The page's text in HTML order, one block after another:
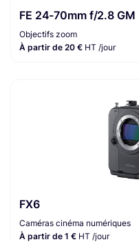
FE 24-70mm f/2.8 GM
Objectifs zoom
À partir de 20 € HT /jour
FX6
Caméras cinéma numériques
À partir de 1 € HT /jour